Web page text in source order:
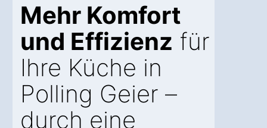
Mehr Komfort
und Effizienz für
Ihre Küche in
Polling Geier –
durch eine